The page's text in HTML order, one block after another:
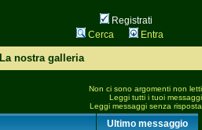
Registrati
Cerca Entra
La nostra galleria
Non ci sono argomenti non letti
Leggi tutti i tuoi messaggi
Leggi messaggi senza risposta
Ultimo messaggio